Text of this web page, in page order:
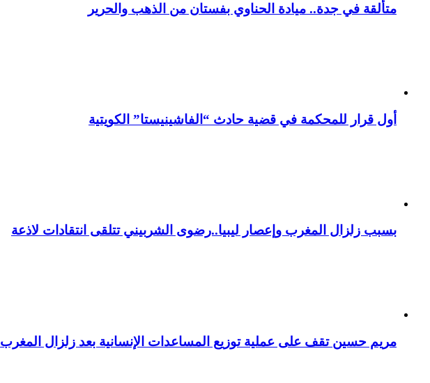
متألقة في جدة.. ميادة الحناوي بفستان من الذهب والحرير
أول قرار للمحكمة في قضية حادث “الفاشينيستا” الكويتية
بسبب زلزال المغرب وإعصار ليبيا..رضوى الشربيني تتلقى انتقادات لاذعة
مريم حسين تقف على عملية توزيع المساعدات الإنسانية بعد زلزال المغرب